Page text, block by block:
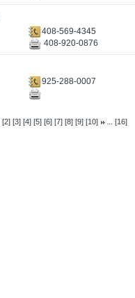
408-569-4345
408-920-0876
925-288-0007
[2] [3] [4] [5] [6] [7] [8] [9] [10] ...[16]